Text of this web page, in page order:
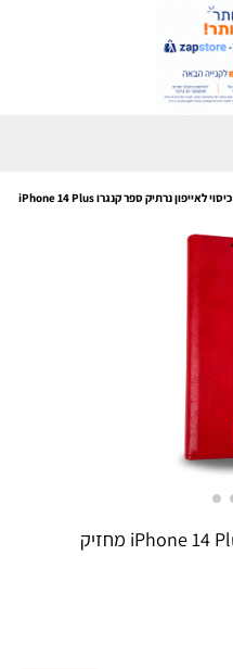
כיסוי לאייפון נרתיק ספר קנגרו iPhone 14 Plus מחזיק כרטיסים אדום
כיסוי לאייפון נרתיק ספר קנגרו iPhone 14 Plus מחזיק